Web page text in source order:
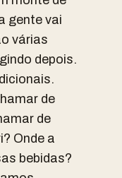
gente vai
várias
depois.
de
de
Onde a
bebidas?